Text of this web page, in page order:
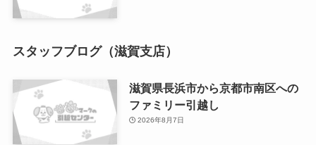
スタッフブログ（滋賀支店）
滋賀県長浜市から京都市南区への
ファミリー引越し
2026年8月7日